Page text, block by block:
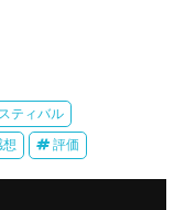
ティバル
想 評価